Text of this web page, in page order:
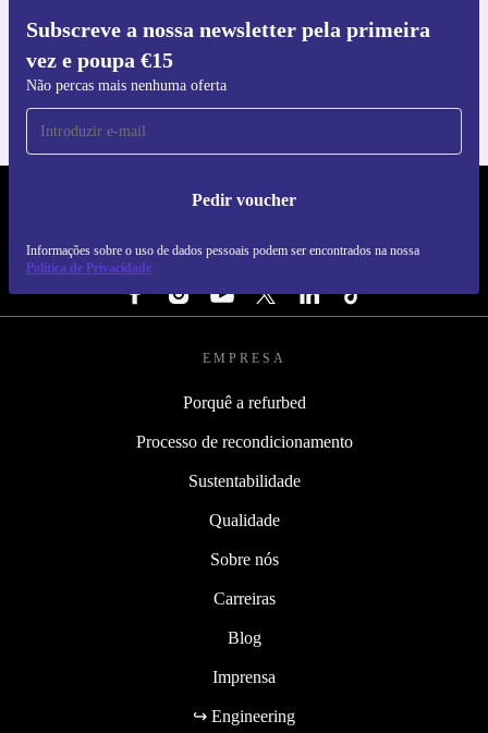
Subscreve a nossa newsletter pela primeira
vez e poupa €15
Não percas mais nenhuma oferta
Pedir voucher
Informações sobre o uso de dados pessoais podem ser encontrados na nossa
Política de Privacidade
Faz o download da app refurbed
Para iOS e Android
REFURBED PORTUGAL - RETHINK NEW.
SEGUE-NOS
EMPRESA
Porquê a refurbed
Processo de recondicionamento
Sustentabilidade
Qualidade
Sobre nós
Carreiras
Blog
Imprensa
↪ Engineering